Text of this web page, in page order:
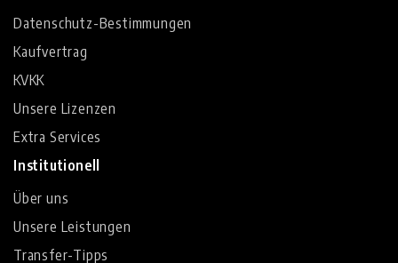
Datenschutz-Bestimmungen
Kaufvertrag
KVKK
Unsere Lizenzen
Extra Services
Institutionell
Über uns
Unsere Leistungen
Transfer-Tipps